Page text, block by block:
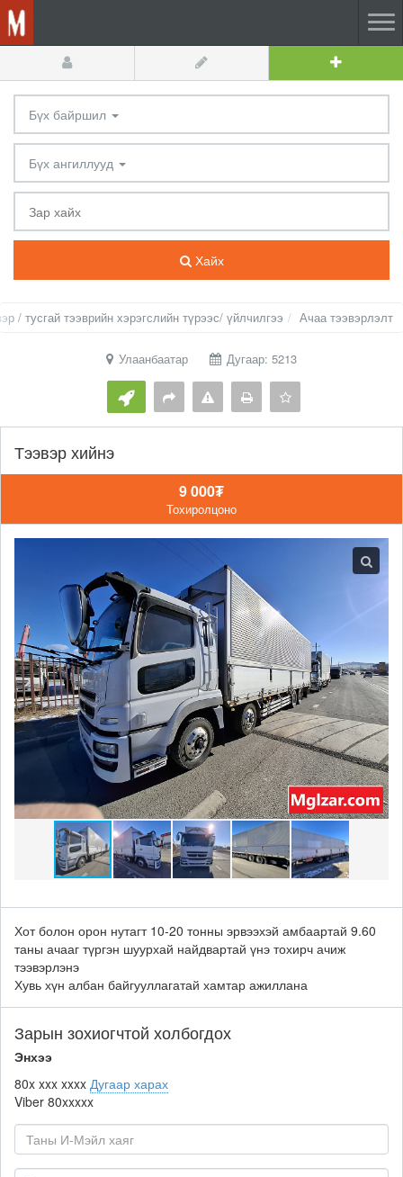
Бүх байршил
Бүх ангиллууд
Хайх
/ тусгай тээврийн хэрэгслийн түрээс/ үйлчилгээ Ачаа тээвэрлэлт
Улаанбаатар Дугаар: 5213
Тээвэр хийнэ
9 000₮
Тохиролцоно
Хот болон орон нутагт 10-20 тонны эрвээхэй амбаартай 9.60
таны ачааг түргэн шуурхай найдвартай үнэ тохирч ачиж
тээвэрлэнэ
Хувь хүн албан байгууллагатай хамтар ажиллана
Зарын зохиогчтой холбогдох
Энхээ
80x xxx xxxx Дугаар харах
Viber 80xxxxx